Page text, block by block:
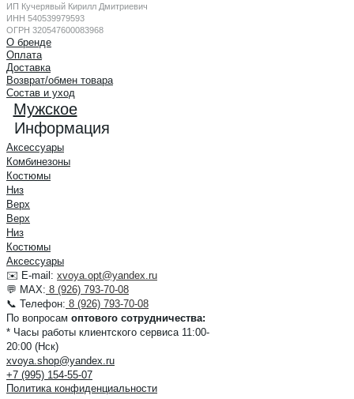
ИП Кучерявый Кирилл Дмитриевич
ИНН 540539979593
ОГРН 320547600083968
О бренде
Оплата
Доставка
Возврат/обмен товара
Состав и уход
Мужское
Информация
Аксессуары
Комбинезоны
Костюмы
Низ
Верх
Верх
Низ
Костюмы
Аксессуары
✉️ E-mail: xvoya.opt@yandex.ru
💬 MAX: 8 (926) 793-70-08
📞 Телефон: 8 (926) 793-70-08
По вопросам оптового сотрудничества:
* Часы работы клиентского сервиса 11:00-
20:00 (Нск)
xvoya.shop@yandex.ru
+7 (995) 154-55-07
Политика конфиденциальности